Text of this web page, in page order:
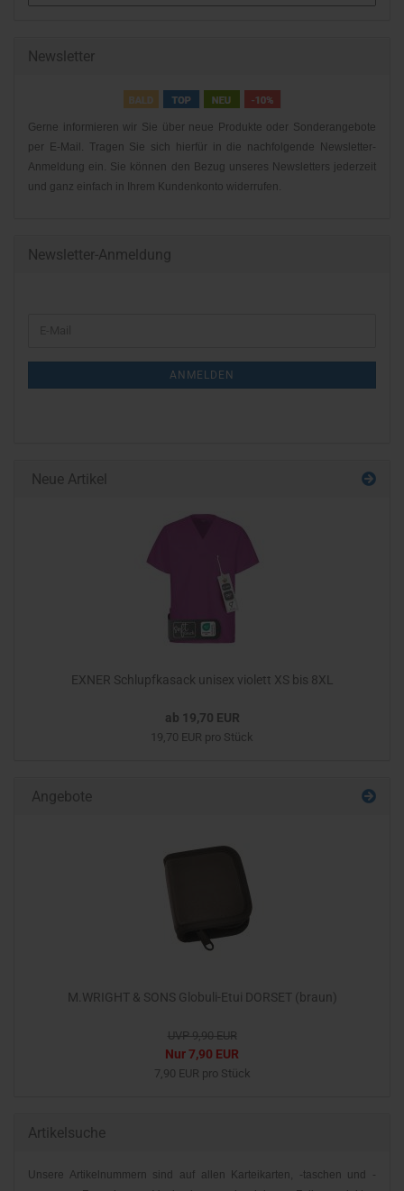
Newsletter
Gerne informieren wir Sie über neue Produkte oder Sonderangebote
per E-Mail. Tragen Sie sich hierfür in die nachfolgende Newsletter-
Anmeldung ein. Sie können den Bezug unseres Newsletters jederzeit
und ganz einfach in Ihrem Kundenkonto widerrufen.
Newsletter-Anmeldung
NEWSLETTER-
ANMELDEN
Neue Artikel
EXNER Schlupfkasack unisex violett XS bis 8XL
ab 19,70 EUR
19,70 EUR pro Stück
Angebote
M.WRIGHT & SONS Globuli-Etui DORSET (braun)
UVP 9,90 EUR
Nur 7,90 EUR
7,90 EUR pro Stück
Artikelsuche
Unsere Artikelnummern sind auf allen Karteikarten, -taschen und -